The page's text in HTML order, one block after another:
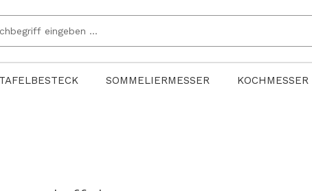
TAFELBESTECK SOMMELIERMESSER KOCHMESSER